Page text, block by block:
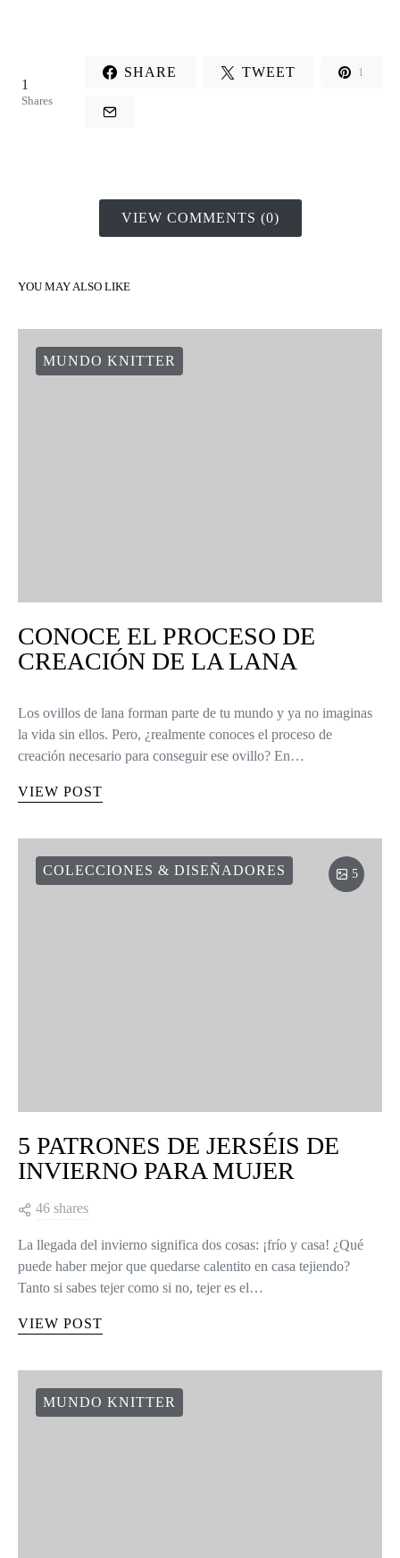
1
Shares
SHARE TWEET 1
VIEW COMMENTS (0)
YOU MAY ALSO LIKE
MUNDO KNITTER
CONOCE EL PROCESO DE
CREACIÓN DE LA LANA
Los ovillos de lana forman parte de tu mundo y ya no imaginas
la vida sin ellos. Pero, ¿realmente conoces el proceso de
creación necesario para conseguir ese ovillo? En…
VIEW POST
COLECCIONES & DISEÑADORES 5
5 PATRONES DE JERSÉIS DE
INVIERNO PARA MUJER
46 shares
La llegada del invierno significa dos cosas: ¡frío y casa! ¿Qué
puede haber mejor que quedarse calentito en casa tejiendo?
Tanto si sabes tejer como si no, tejer es el…
VIEW POST
MUNDO KNITTER